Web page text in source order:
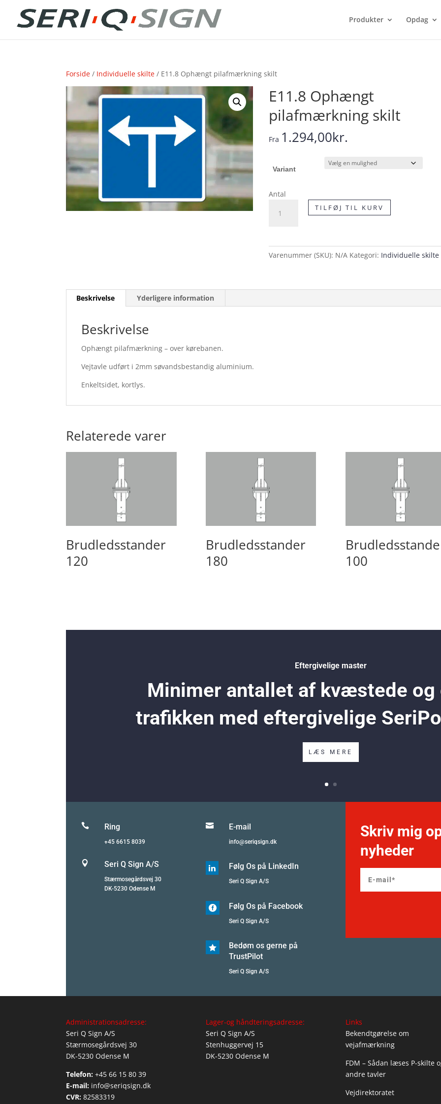
Produkter Opdag
Forside / Individuelle skilte / E11.8 Ophængt pilafmærkning skilt
E11.8 Ophængt
pilafmærkning skilt
Fra 1.294,00kr.
Variant
Antal
Ophængt
TILFØJ TIL KURV
Varenummer (SKU): N/A Kategori: Individuelle skilte
Beskrivelse Yderligere information
Beskrivelse
Ophængt pilafmærkning – over kørebanen.
Vejtavle udført i 2mm søvandsbestandig aluminium.
Enkeltsidet, kortlys.
Relaterede varer
Brudledsstander
120
Brudledsstander
180
100
Eftergivelige master
Minimer antallet af kvæstede
trafikken med eftergivelige
LÆS MERE
 Ring
+45 6615 8039
 Seri Q Sign A/S
Stærmosegårdsvej 30
DK-5230 Odense M
 E-mail
info@seriqsign.dk
 Følg Os på LinkedIn
Seri Q Sign A/S
 Følg Os på Facebook
Seri Q Sign A/S

Bedøm os gerne på
TrustPilot
Seri Q Sign A/S
Skriv mig
nyheder
Administrationsadresse:
Seri Q Sign A/S
Stærmosegårdsvej 30
DK-5230 Odense M
Telefon: +45 66 15 80 39
E-mail: info@seriqsign.dk
CVR: 82583319
Lager-og håndteringsadresse:
Seri Q Sign A/S
Stenhuggervej 15
DK-5230 Odense M
Links
Bekendtgørelse om
vejafmærkning
FDM – Sådan læses P-skilte
andre tavler
Vejdirektoratet